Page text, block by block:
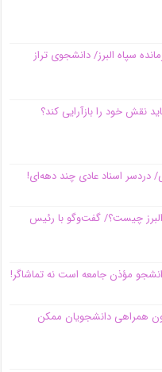
سپاه البرز/ دانشجوی تراز
نقش خود را بازآرایی کند؟
دردسر اسناد عادی چند‌ دهه‌ای!
البرز چیست؟/ گفت‌وگو با رئیس
مؤذن جامعه است نه تماشاگر!
همراهی دانشجویان ممکن